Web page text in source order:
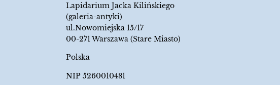
Lapidarium Jacka Kilińskiego
(galeria-antyki)
ul.Nowomiejska 15/17
00-271 Warszawa (Stare Miasto)
Polska
NIP 5260010481